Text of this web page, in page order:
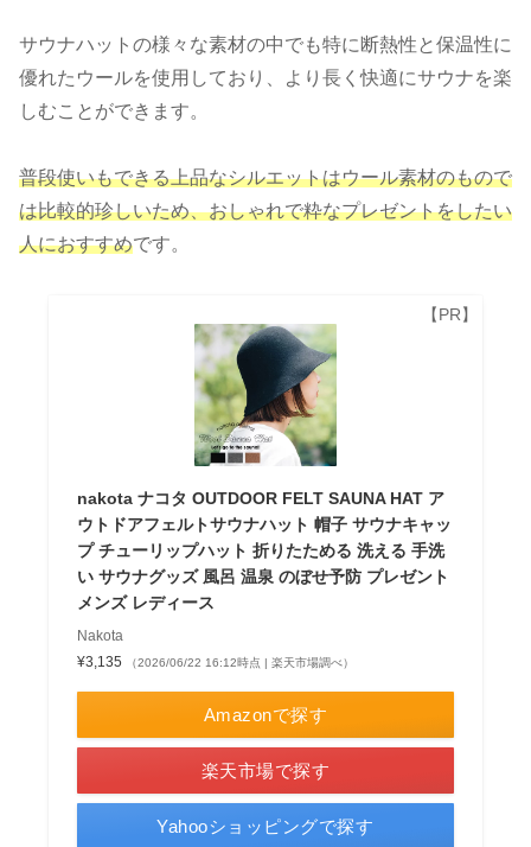
サウナハットの様々な素材の中でも特に断熱性と保温性に
優れたウールを使用しており、より長く快適にサウナを楽
しむことができます。
普段使いもできる上品なシルエットはウール素材のもので
は比較的珍しいため、おしゃれで粋なプレゼントをしたい
人におすすめです。
nakota ナコタ OUTDOOR FELT SAUNA HAT ア
ウトドアフェルトサウナハット 帽子 サウナキャッ
プ チューリップハット 折りたためる 洗える 手洗
い サウナグッズ 風呂 温泉 のぼせ予防 プレゼント
メンズ レディース
Nakota
¥3,135
（2026/06/22 16:12時点 | 楽天市場調べ）
Amazonで探す
楽天市場で探す
Yahooショッピングで探す